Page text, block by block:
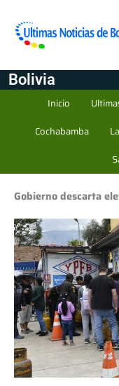
Bolivia
Inicio
Cochabamba
Gobierno descarta